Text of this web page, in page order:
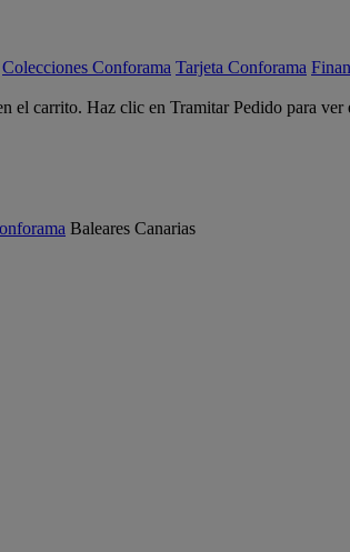
Colecciones Conforama Tarjeta Conforama
el carrito. Haz clic en Tramitar Pedido para ver
Baleares Canarias